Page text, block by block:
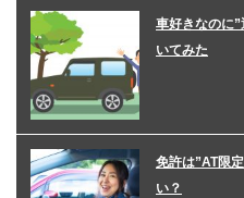
車好きなのに
いてみた
免許は”AT限
い？